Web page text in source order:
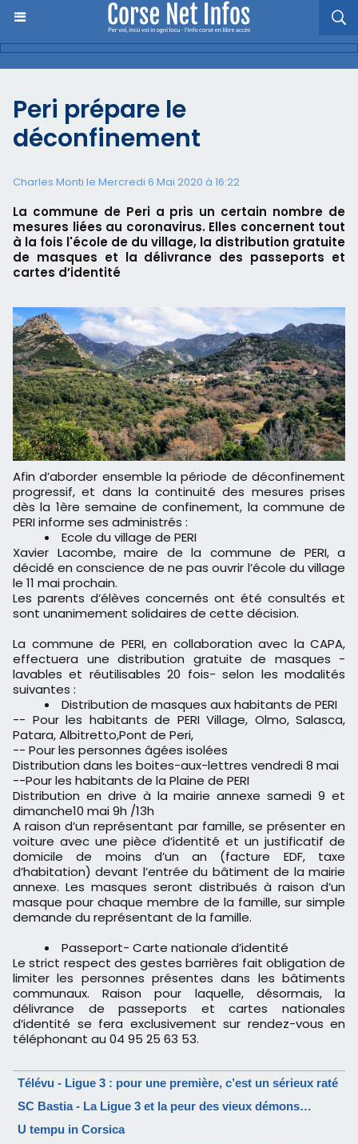
Peri prépare le
déconfinement
Charles Monti le Mercredi 6 Mai 2020 à 16:22
La commune de Peri a pris un certain nombre de
mesures liées au coronavirus. Elles concernent tout
à la fois l'école de du village, la distribution gratuite
de masques et la délivrance des passeports et
cartes d’identité
Afin d’aborder ensemble la période de déconfinement
progressif, et dans la continuité des mesures prises
dès la 1ère semaine de confinement, la commune de
PERI informe ses administrés :
Ecole du village de PERI
Xavier Lacombe, maire de la commune de PERI, a
décidé en conscience de ne pas ouvrir l’école du village
le 11 mai prochain.
Les parents d’élèves concernés ont été consultés et
sont unanimement solidaires de cette décision.
La commune de PERI, en collaboration avec la CAPA,
effectuera une distribution gratuite de masques -
lavables et réutilisables 20 fois- selon les modalités
suivantes :
Distribution de masques aux habitants de PERI
-- Pour les habitants de PERI Village, Olmo, Salasca,
Patara, Albitretto,Pont de Peri,
-- Pour les personnes âgées isolées
Distribution dans les boites-aux-lettres vendredi 8 mai
--Pour les habitants de la Plaine de PERI
Distribution en drive à la mairie annexe samedi 9 et
dimanche10 mai 9h /13h
A raison d’un représentant par famille, se présenter en
voiture avec une pièce d’identité et un justificatif de
domicile de moins d’un an (facture EDF, taxe
d’habitation) devant l’entrée du bâtiment de la mairie
annexe. Les masques seront distribués à raison d’un
masque pour chaque membre de la famille, sur simple
demande du représentant de la famille.
Passeport- Carte nationale d’identité
Le strict respect des gestes barrières fait obligation de
limiter les personnes présentes dans les bâtiments
communaux. Raison pour laquelle, désormais, la
délivrance de passeports et cartes nationales
d’identité se fera exclusivement sur rendez-vous en
téléphonant au 04 95 25 63 53.
Télévu - Ligue 3 : pour une première, c’est un sérieux raté
SC Bastia - La Ligue 3 et la peur des vieux démons…
U tempu in Corsica